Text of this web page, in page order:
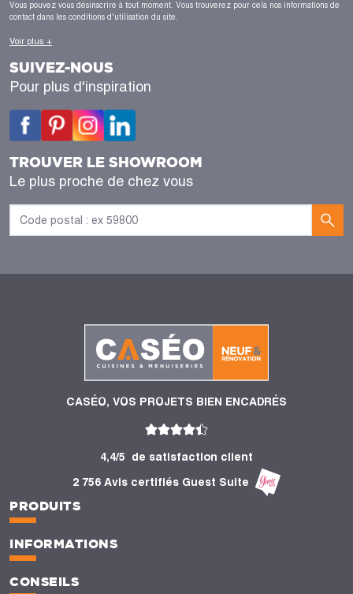
Vous pouvez vous désinscrire à tout moment. Vous trouverez pour cela nos informations de
contact dans les conditions d'utilisation du site.
Voir plus +
SUIVEZ-NOUS
Pour plus d'inspiration
TROUVER LE SHOWROOM
Le plus proche de chez vous
CASÉO, VOS PROJETS BIEN ENCADRÉS
4,4/5
de satisfaction client
2 756 Avis certifiés Guest Suite
PRODUITS
INFORMATIONS
CONSEILS